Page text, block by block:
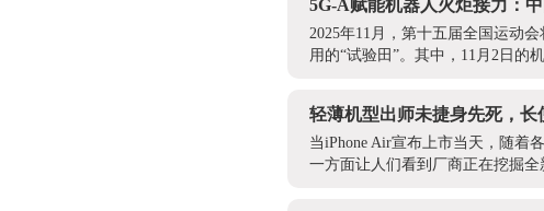
5G-A赋能机器人火炬接力：
2025年11月，第十五届全国运动
用的“试验田”。其中，11月2日的
轻薄机型出师未捷身先死，长
当iPhone Air宣布上市当天，随着
一方面让人们看到厂商正在挖掘